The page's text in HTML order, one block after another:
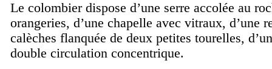
Le colombier dispose d’une serre accolée au
orangeries, d’une chapelle avec vitraux, d’une
calèches flanquée de deux petites tourelles,
double circulation concentrique.